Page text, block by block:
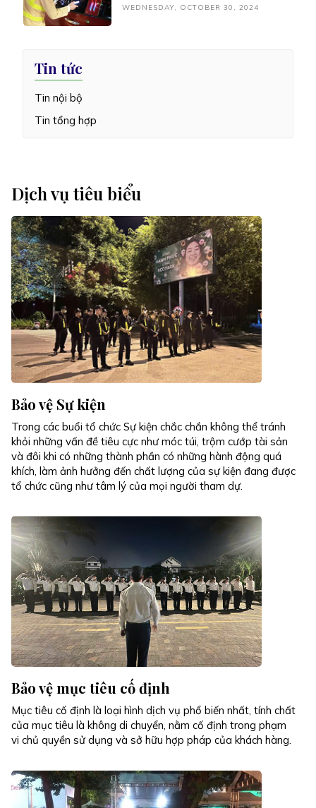
WEDNESDAY, OCTOBER 30, 2024
Tin tức
Tin nội bộ
Tin tổng hợp
Dịch vụ tiêu biểu
Bảo vệ Sự kiện
Trong các buổi tổ chức Sự kiện chắc chắn không thể tránh
khỏi những vấn đề tiêu cực như móc túi, trộm cướp tài sản
và đôi khi có những thành phần có những hành động quá
khích, làm ảnh hưởng đến chất lượng của sự kiện đang được
tổ chức cũng như tâm lý của mọi người tham dự.
Bảo vệ mục tiêu cố định
Mục tiêu cố định là loại hình dịch vụ phổ biến nhất, tính chất
của mục tiêu là không di chuyển, nằm cố định trong phạm
vi chủ quyền sử dụng và sở hữu hợp pháp của khách hàng.